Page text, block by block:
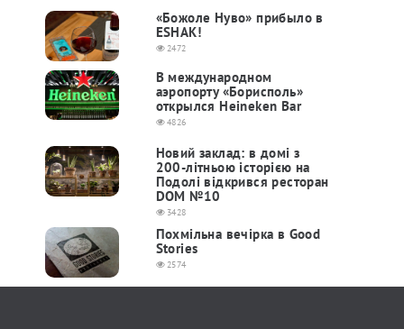
«Божоле Нуво» прибыло в
ESHAK!
2472
В международном
аэропорту «Борисполь»
открылся Heineken Bar
4826
Новий заклад: в домі з
200-літньою історією на
Подолі відкрився ресторан
DOM №10
3428
Похмільна вечірка в Good
Stories
2574